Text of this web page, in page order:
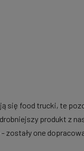
się food trucki, te
produkt z
- zostały one